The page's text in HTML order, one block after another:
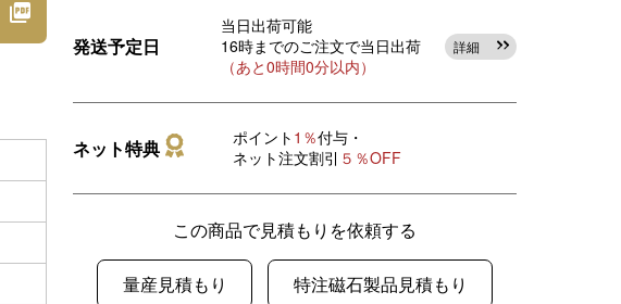
発送予定日
当日出荷可能
16時までのご注文で当日出荷
（あと0時間0分以内）
詳細
ネット特典 ポイント 1％付与・
ネット注文割引 ５％OFF
この商品で見積もりを依頼する
量産見積もり 特注磁石製品見積もり